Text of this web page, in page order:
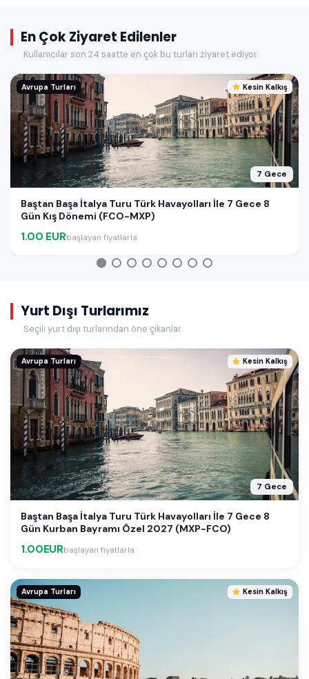
En Çok Ziyaret Edilenler
Kullanıcılar son 24 saatte en çok bu turları ziyaret ediyor.
Avrupa Turları Kesin Kalkış
7 Gece
Baştan Başa İtalya Turu Türk Havayolları İle 7 Gece 8
Gün Kış Dönemi (FCO-MXP)
1.00 EURbaşlayan fiyatlarla
Yurt Dışı Turlarımız
Seçili yurt dışı turlarından öne çıkanlar.
Avrupa Turları Kesin Kalkış
7 Gece
Baştan Başa İtalya Turu Türk Havayolları İle 7 Gece 8
Gün Kurban Bayramı Özel 2027 (MXP-FCO)
1.00EURbaşlayan fiyatlarla
Avrupa Turları Kesin Kalkış